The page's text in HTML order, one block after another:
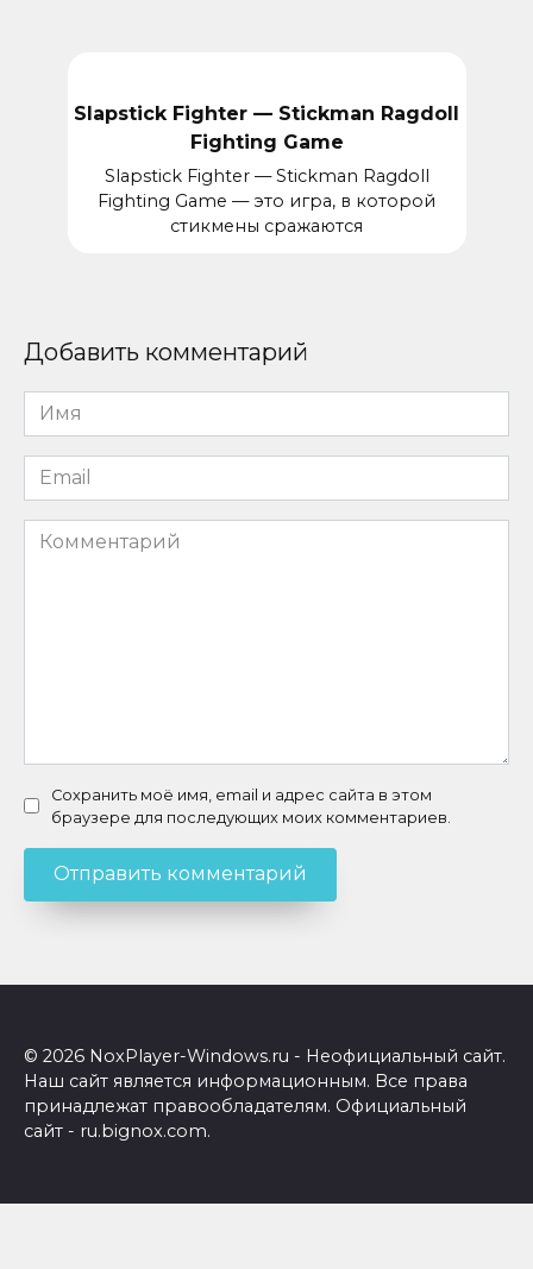
Slapstick Fighter — Stickman Ragdoll
Fighting Game
Slapstick Fighter — Stickman Ragdoll
Fighting Game — это игра, в которой
стикмены сражаются
Добавить комментарий
Имя
*
Email
*
Комментарий
Сохранить моё имя, email и адрес сайта в этом
браузере для последующих моих комментариев.
© 2026 NoxPlayer-Windows.ru - Неофициальный сайт.
Наш сайт является информационным. Все права
принадлежат правообладателям. Официальный
сайт - ru.bignox.com.